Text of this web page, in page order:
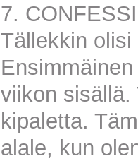
7.
Tällekkin
viikon sisällä.
kipaletta.
alale, kun